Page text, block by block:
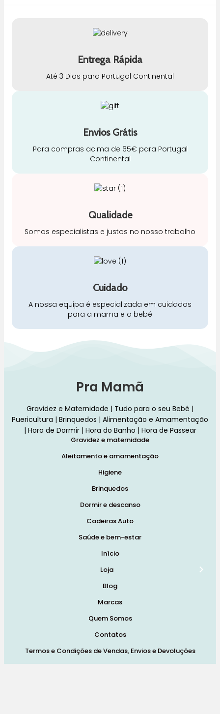
Entrega Rápida
Até 3 Dias para Portugal Continental
Envios Grátis
Para compras acima de 65€ para Portugal
Continental
Qualidade
Somos especialistas e justos no nosso trabalho
Cuidado
A nossa equipa é especializada em cuidados
para a mamã e o bebé
Pra Mamã
Gravidez e Maternidade | Tudo para o seu Bebé |
Puericultura | Brinquedos | Alimentação e Amamentação
| Hora de Dormir | Hora do Banho | Hora de Passear
Gravidez e maternidade
Aleitamento e amamentação
Higiene
Brinquedos
Dormir e descanso
Cadeiras Auto
Saúde e bem-estar
Início
Loja
Blog
Marcas
Quem Somos
Contatos
Termos e Condições de Vendas, Envios e Devoluções
Termos e Condições